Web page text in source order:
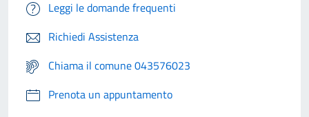
Leggi le domande frequenti
Richiedi Assistenza
Chiama il comune 043576023
Prenota un appuntamento